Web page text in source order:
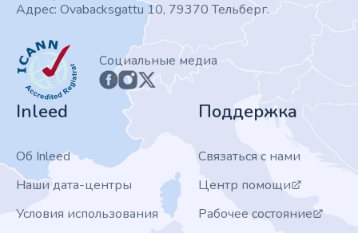
Адрес: Ovabacksgattu 10, 79370 Тельберг.
ICANN
Социальные медиа
Inleed
Об Inleed
Наши дата-центры
Условия использования
Поддержка
Связаться с нами
Центр помощи
Рабочее состояние